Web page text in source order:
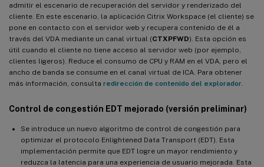
admitir el escenario de recuperación del servidor y renderizado del
cliente. En este escenario, la aplicación Citrix Workspace (el cliente) se
pone en contacto con el servidor web y recupera contenido de él a
través del VDA mediante un canal virtual (CTXPFWD). Esta opción es
útil cuando el cliente no tiene acceso al servidor web (por ejemplo,
clientes ligeros). Reduce el consumo de CPU y RAM en el VDA, pero el
ancho de banda se consume en el canal virtual de ICA. Para obtener
más información, consulta redirección de contenido del explorador
Control de congestión EDT mejorado (versión preliminar)
Se introduce un nuevo algoritmo de control de congestión para
optimizar el protocolo Enlightened Data Transport (EDT). Esta
implementación permite que EDT logre un mayor rendimiento y
reduzca la latencia para una experiencia de usuario mejorada. Esta
Compatibilidad con Centrify para máquinas RHEL 7/CentOS 7 y
RHEL 8/CentOS 8 creadas con MCS
Recompilación simplificada del módulo del kernel para la
redirección USB
Compatibilidad con RHEL 8.4 y CentOS 8 (2105)
Compatibilidad con tarjetas inteligentes para Debian
Novedades de la versión 2106
Autoactualización de Linux VDA
Compatibilidad con Machine Creation Services
™ (MCS) en
Nutanix AHV